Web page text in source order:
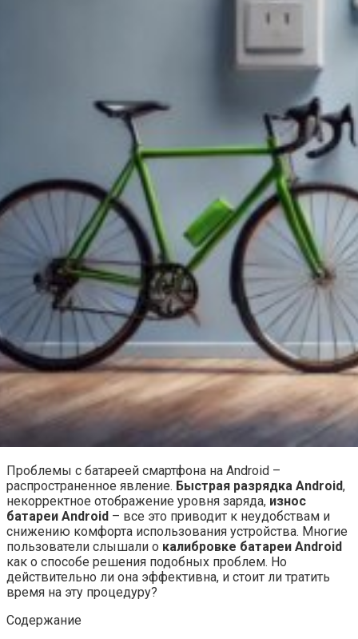
Проблемы с батареей смартфона на Android –
распространенное явление. Быстрая разрядка Android,
некорректное отображение уровня заряда, износ
батареи Android – все это приводит к неудобствам и
снижению комфорта использования устройства. Многие
пользователи слышали о калибровке батареи Android
как о способе решения подобных проблем. Но
действительно ли она эффективна, и стоит ли тратить
время на эту процедуру?
Содержание